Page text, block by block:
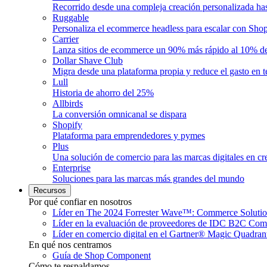
Recorrido desde una compleja creación personalizada
Ruggable
Personaliza el ecommerce headless para escalar con
Carrier
Lanza sitios de ecommerce un 90% más rápido al 10%
Dollar Shave Club
Migra desde una plataforma propia y reduce el gasto en
Lull
Historia de ahorro del 25%
Allbirds
La conversión omnicanal se dispara
Shopify
Plataforma para emprendedores y pymes
Plus
Una solución de comercio para las marcas digitales en
Enterprise
Soluciones para las marcas más grandes del mundo
Recursos
Por qué confiar en nosotros
Líder en The 2024 Forrester Wave™: Commerce
Líder en la evaluación de proveedores de IDC B2C
Líder en comercio digital en el Gartner® Magic
En qué nos centramos
Guía de Shop Component